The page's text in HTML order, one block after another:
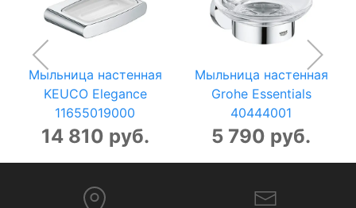
Мыльница настенная
KEUCO Elegance
11655019000
14 810 руб.
Мыльница настенная
Grohe Essentials
40444001
5 790 руб.